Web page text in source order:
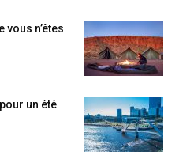
vous n’êtes
un été